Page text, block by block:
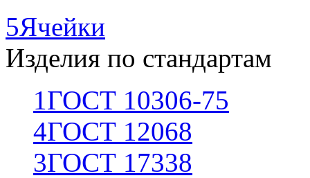
5Ячейки
Изделия по стандартам
1ГОСТ 10306-75
4ГОСТ 12068
3ГОСТ 17338